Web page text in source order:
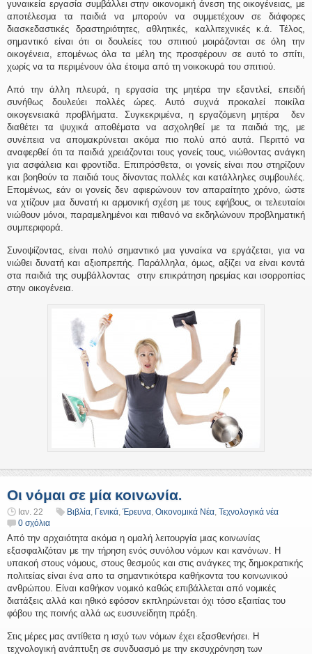
γυναικεία εργασία συμβάλλει στην οικονομική άνεση της οικογένειας, με
αποτέλεσμα τα παιδιά να μπορούν να συμμετέχουν σε διάφορες
διασκεδαστικές δραστηριότητες, αθλητικές, καλλιτεχνικές κ.ά. Τέλος,
σημαντικό είναι ότι οι δουλείες του σπιτιού μοιράζονται σε όλη την
οικογένεια, επομένως όλα τα μέλη της προσφέρουν σε αυτό το σπίτι,
χωρίς να τα περιμένουν όλα έτοιμα από τη νοικοκυρά του σπιτιού.
Από την άλλη πλευρά, η εργασία της μητέρα την εξαντλεί, επειδή
συνήθως δουλεύει πολλές ώρες. Αυτό συχνά προκαλεί ποικίλα
οικογενειακά προβλήματα. Συγκεκριμένα, η εργαζόμενη μητέρα δεν
διαθέτει τα ψυχικά αποθέματα να ασχοληθεί με τα παιδιά της, με
συνέπεια να απομακρύνεται ακόμα πιο πολύ από αυτά. Περιττό να
αναφερθεί ότι τα παιδιά χρειάζονται τους γονείς τους, νιώθοντας ανάγκη
για ασφάλεια και φροντίδα. Επιπρόσθετα, οι γονείς είναι που στηρίζουν
και βοηθούν τα παιδιά τους δίνοντας πολλές και κατάλληλες συμβουλές.
Επομένως, εάν οι γονείς δεν αφιερώνουν τον απαραίτητο χρόνο, ώστε
να χτίζουν μια δυνατή κι αρμονική σχέση με τους εφήβους, οι τελευταίοι
νιώθουν μόνοι, παραμελημένοι και πιθανό να εκδηλώνουν προβληματική
συμπεριφορά.
Συνοψίζοντας, είναι πολύ σημαντικό μια γυναίκα να εργάζεται, για να
νιώθει δυνατή και αξιοπρεπής. Παράλληλα, όμως, αξίζει να είναι κοντά
στα παιδιά της συμβάλλοντας στην επικράτηση ηρεμίας και ισορροπίας
στην οικογένεια.
Οι νόμαι σε μία κοινωνία.
Ιαν. 22 Βιβλία, Γενικά, Έρευνα, Οικονομικά Νέα, Τεχνολογικά νέα
0 σχόλια
Από την αρχαιότητα ακόμα η ομαλή λειτουργία μιας κοινωνίας
εξασφαλιζόταν με την τήρηση ενός συνόλου νόμων και κανόνων. Η
υπακοή στους νόμους, στους θεσμούς και στις ανάγκες της δημοκρατικής
πολιτείας είναι ένα απο τα σημαντικότερα καθήκοντα του κοινωνικού
ανθρώπου. Είναι καθήκον νομικό καθώς επιβάλλεται από νομικές
διατάξεις αλλά και ηθικό εφόσον εκπληρώνεται όχι τόσο εξαιτίας του
φόβου της ποινής αλλά ως ευσυνείδητη πράξη.
Στις μέρες μας αντίθετα η ισχύ των νόμων έχει εξασθενήσει. Η
τεχνολογική ανάπτυξη σε συνδυασμό με την εκσυχρόνηση των